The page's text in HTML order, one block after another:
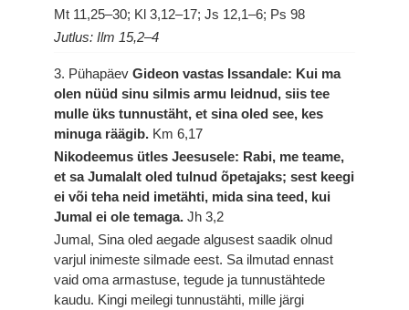
Mt 11,25–30; Kl 3,12–17; Js 12,1–6; Ps 98
Jutlus: Ilm 15,2–4
3. PühapäevGideon vastas Issandale: Kui ma
olen nüüd sinu silmis armu leidnud, siis tee
mulle üks tunnustäht, et sina oled see, kes
minuga räägib. Km 6,17
Nikodeemus ütles Jeesusele: Rabi, me teame,
et sa Jumalalt oled tulnud õpetajaks; sest keegi
ei või teha neid imetähti, mida sina teed, kui
Jumal ei ole temaga.Jh 3,2
Jumal, Sina oled aegade algusest saadik olnud
varjul inimeste silmade eest. Sa ilmutad ennast
vaid oma armastuse, tegude ja tunnustähtede
kaudu. Kingi meilegi tunnustähti, mille järgi